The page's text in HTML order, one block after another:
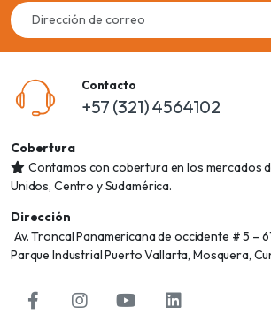
Email
address
Contacto
+57 (321) 4564102
Cobertura
Contamos con cobertura en los mercados
Unidos, Centro y Sudamérica.
Dirección
Av. Troncal Panamericana de occidente # 5 –
Parque Industrial Puerto Vallarta, Mosquera,